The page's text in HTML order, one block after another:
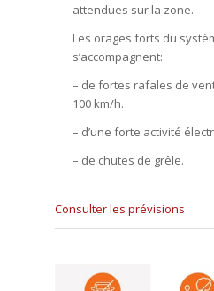
attendues sur la zone.
Les orages forts du
s’accompagnent:
– de fortes rafales de
100 km/h.
– d’une forte activité
– de chutes de grêle.
Consulter les prévisions